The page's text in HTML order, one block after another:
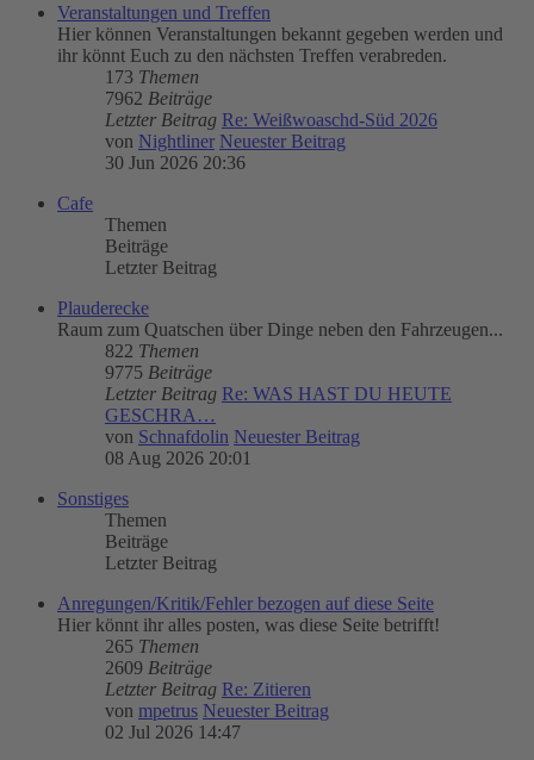
Veranstaltungen und Treffen
Hier können Veranstaltungen bekannt gegeben werden und
ihr könnt Euch zu den nächsten Treffen verabreden.
173 Themen
7962 Beiträge
Letzter Beitrag Re: Weißwoaschd-Süd 2026
von Nightliner Neuester Beitrag
30 Jun 2026 20:36
Cafe
Themen
Beiträge
Letzter Beitrag
Plauderecke
Raum zum Quatschen über Dinge neben den Fahrzeugen...
822 Themen
9775 Beiträge
Letzter Beitrag Re: WAS HAST DU HEUTE
GESCHRA…
von Schnafdolin Neuester Beitrag
08 Aug 2026 20:01
Sonstiges
Themen
Beiträge
Letzter Beitrag
Anregungen/Kritik/Fehler bezogen auf diese Seite
Hier könnt ihr alles posten, was diese Seite betrifft!
265 Themen
2609 Beiträge
Letzter Beitrag Re: Zitieren
von mpetrus Neuester Beitrag
02 Jul 2026 14:47